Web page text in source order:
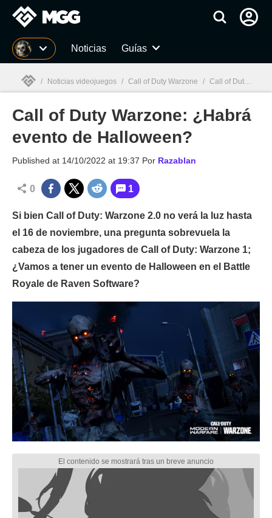
MGG Noticias Guías
MGG
/ Noticias videojuegos / Call of Duty Warzone / Call of Duty Warzone: ¿Habrá evento de Halloween?
Call of Duty Warzone: ¿Habrá
evento de Halloween?
Published at 14/10/2022 at 19:37 Por Razablan
0 1
Si bien Call of Duty: Warzone 2.0 no verá la luz hasta
el 16 de noviembre, una pregunta sobrevuela la
cabeza de los jugadores de Call of Duty: Warzone 1;
¿Vamos a tener un evento de Halloween en el Battle
Royale de Raven Software?